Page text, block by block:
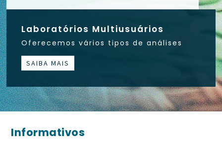
Laboratórios Multiusuários
Oferecemos vários tipos de análises
SAIBA MAIS
Informativos